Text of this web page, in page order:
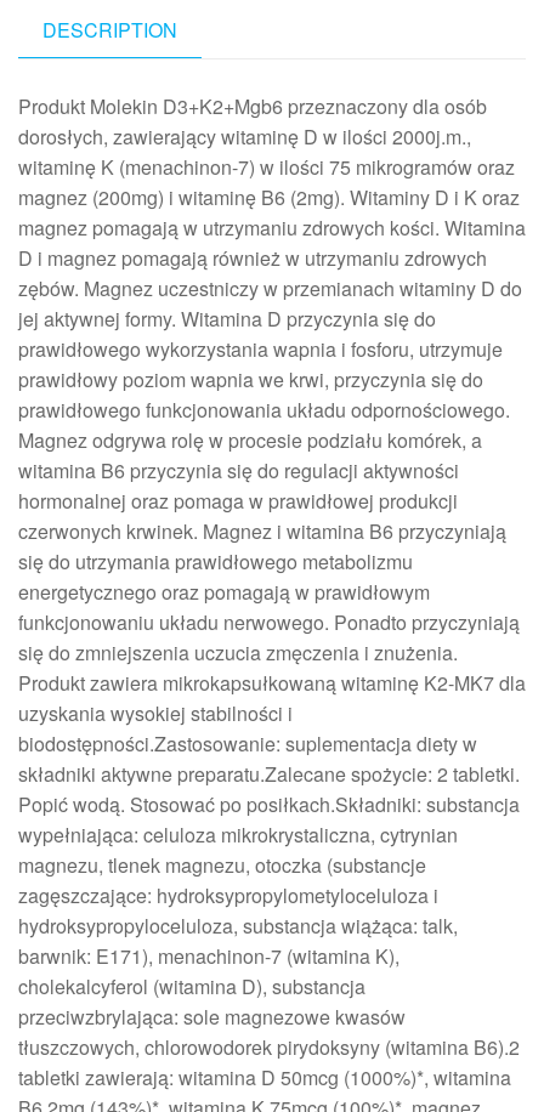
DESCRIPTION
Produkt Molekin D3+K2+Mgb6 przeznaczony dla osób
dorosłych, zawierający witaminę D w ilości 2000j.m.,
witaminę K (menachinon-7) w ilości 75 mikrogramów oraz
magnez (200mg) i witaminę B6 (2mg). Witaminy D i K oraz
magnez pomagają w utrzymaniu zdrowych kości. Witamina
D i magnez pomagają również w utrzymaniu zdrowych
zębów. Magnez uczestniczy w przemianach witaminy D do
jej aktywnej formy. Witamina D przyczynia się do
prawidłowego wykorzystania wapnia i fosforu, utrzymuje
prawidłowy poziom wapnia we krwi, przyczynia się do
prawidłowego funkcjonowania układu odpornościowego.
Magnez odgrywa rolę w procesie podziału komórek, a
witamina B6 przyczynia się do regulacji aktywności
hormonalnej oraz pomaga w prawidłowej produkcji
czerwonych krwinek. Magnez i witamina B6 przyczyniają
się do utrzymania prawidłowego metabolizmu
energetycznego oraz pomagają w prawidłowym
funkcjonowaniu układu nerwowego. Ponadto przyczyniają
się do zmniejszenia uczucia zmęczenia i znużenia.
Produkt zawiera mikrokapsułkowaną witaminę K2-MK7 dla
uzyskania wysokiej stabilności i
biodostępności.Zastosowanie: suplementacja diety w
składniki aktywne preparatu.Zalecane spożycie: 2 tabletki.
Popić wodą. Stosować po posiłkach.Składniki: substancja
wypełniająca: celuloza mikrokrystaliczna, cytrynian
magnezu, tlenek magnezu, otoczka (substancje
zagęszczające: hydroksypropylometyloceluloza i
hydroksypropyloceluloza, substancja wiążąca: talk,
barwnik: E171), menachinon-7 (witamina K),
cholekalcyferol (witamina D), substancja
przeciwzbrylająca: sole magnezowe kwasów
tłuszczowych, chlorowodorek pirydoksyny (witamina B6).2
tabletki zawierają: witamina D 50mcg (1000%)*, witamina